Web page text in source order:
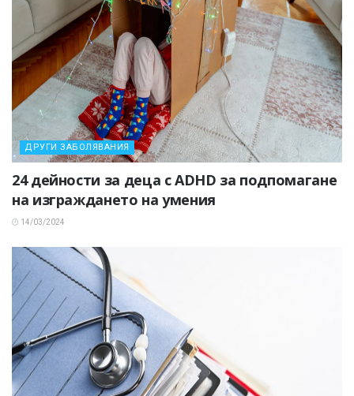
ДРУГИ ЗАБОЛЯВАНИЯ
24 дейности за деца с ADHD за подпомагане
на изграждането на умения
14/03/2024